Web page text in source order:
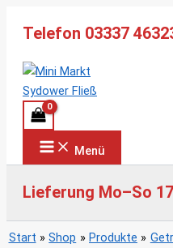
InhaltTelefon 03337
Menü
Lieferung Mo–So
Start Shop Produkte